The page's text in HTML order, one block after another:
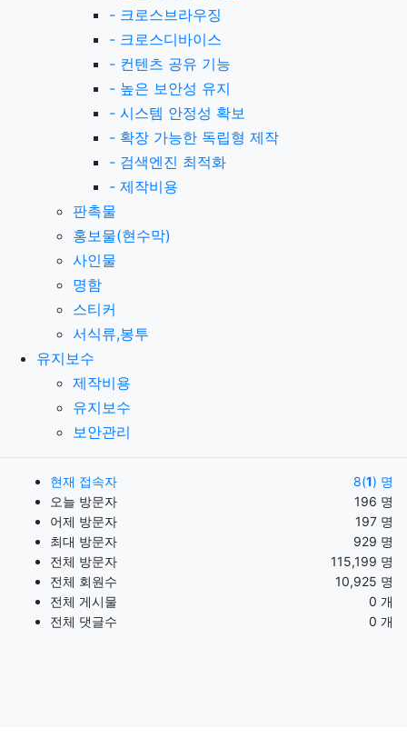
- 크로스브라우징
- 크로스디바이스
- 컨텐츠 공유 기능
- 높은 보안성 유지
- 시스템 안정성 확보
- 확장 가능한 독립형 제작
- 검색엔진 최적화
- 제작비용
판촉물
홍보물(현수막)
사인물
명함
스티커
서식류,봉투
유지보수
제작비용
유지보수
보안관리
현재 접속자 8(1) 명
오늘 방문자
196 명
어제 방문자
197 명
최대 방문자
929 명
전체 방문자
115,199 명
전체 회원수
10,925 명
전체 게시물
0 개
전체 댓글수
0 개